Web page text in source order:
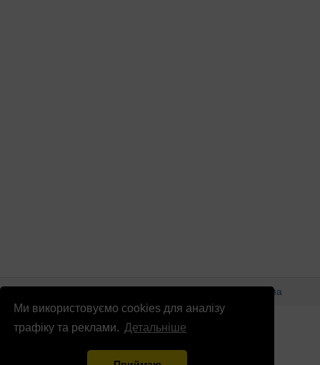
Ми використовуємо cookies для аналізу
трафіку та реклами. Детальніше
© Патріоти України 2026 Правова інформація
Реклама
info@patrioty.org.ua